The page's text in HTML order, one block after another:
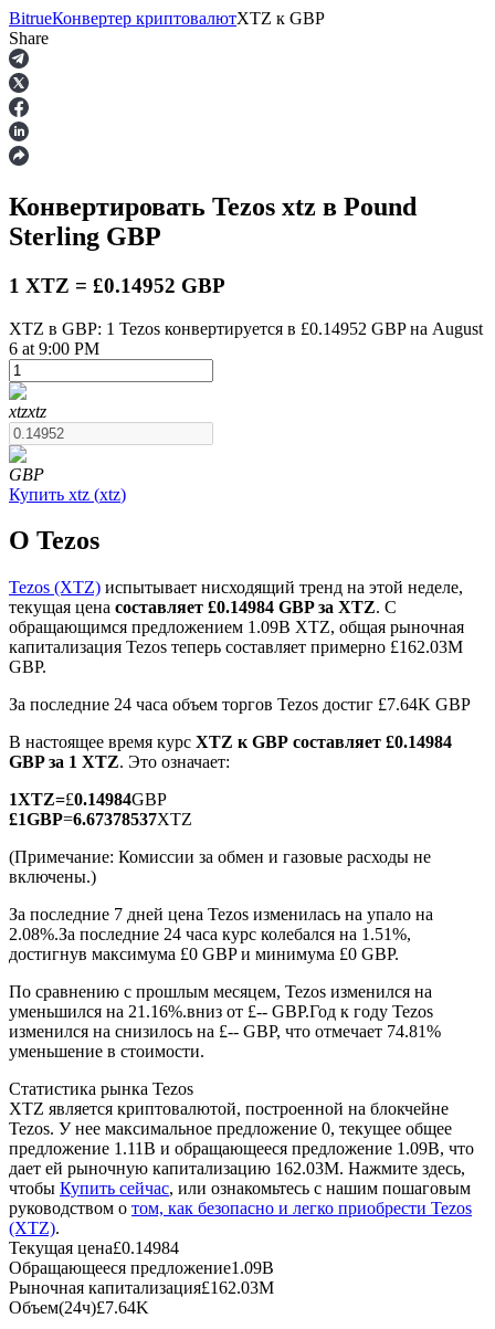
Фьючерсы
USDT-фьючерсы
Фьючерсы на COIN-M
TradFi
Деривативы на акции, форекс, драгоценные металлы и
сырьевые товары
USDC фьючерсы
обеспечения
Копирование торговли
BitrueКонвертер криптовалютXTZ к GBP
Share
Конвертировать Tezos xtz в Pound
Sterling GBP
1 XTZ = £0.14952 GBP
XTZ в GBP: 1 Tezos конвертируется в £0.14952 GBP на August
6 at 9:00 PM
xtzxtz
GBP
Купить xtz (xtz)
О Tezos
Tezos (XTZ) испытывает нисходящий тренд на этой неделе,
текущая цена составляет £0.14984 GBP за XTZ. С
обращающимся предложением 1.09B XTZ, общая рыночная
капитализация Tezos теперь составляет примерно £162.03M
GBP.
За последние 24 часа объем торгов Tezos достиг £7.64K GBP
В настоящее время курс XTZ к GBP составляет £0.14984
GBP за 1 XTZ. Это означает:
1XTZ=£0.14984GBP
£1GBP=6.67378537XTZ
(Примечание: Комиссии за обмен и газовые расходы не
включены.)
За последние 7 дней цена Tezos изменилась на упало на
2.08%.За последние 24 часа курс колебался на 1.51%,
достигнув максимума £0 GBP и минимума £0 GBP.
По сравнению с прошлым месяцем, Tezos изменился на
уменьшился на 21.16%.вниз от £-- GBP.Год к году Tezos
изменился на снизилось на £-- GBP, что отмечает 74.81%
уменьшение в стоимости.
Статистика рынка Tezos
XTZ является криптовалютой, построенной на блокчейне
Tezos. У нее максимальное предложение 0, текущее общее
предложение 1.11B и обращающееся предложение 1.09B, что
дает ей рыночную капитализацию 162.03M. Нажмите здесь,
чтобы Купить сейчас, или ознакомьтесь с нашим пошаговым
руководством о том, как безопасно и легко приобрести Tezos
(XTZ).
Текущая цена£0.14984
Обращающееся предложение1.09B
Рыночная капитализация£162.03M
Объем(24ч)£7.64K